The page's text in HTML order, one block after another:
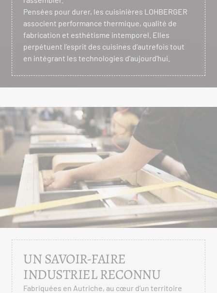
expérience à la fois esthétique, performante et
conviviale, où la modernité du design rencontre le
plaisir intemporel de cuisiner au feu.
Pensées pour durer, les cuisinières LOHBERGER
associent performance thermique, qualité de
fabrication et esthétisme intemporel. Elles
perpétuent l’esprit des cuisines d’autrefois tout
en intégrant les technologies d’aujourd’hui.
UN SAVOIR-FAIRE
INDUSTRIEL RECONNU
Fabriquées en Autriche, au cœur d’un territoire